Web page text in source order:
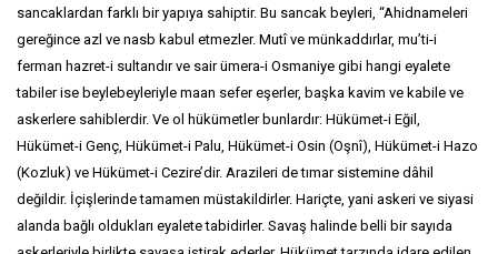
sancaklardan farklı bir yapıya sahiptir. Bu sancak beyleri, “Ahidnameleri
gereğince azl ve nasb kabul etmezler. Mutî ve münkaddırlar, mu’ti-i
ferman hazret-i sultandır ve sair ümera-i Osmaniye gibi hangi eyalete
tabiler ise beylebeyleriyle maan sefer eşerler, başka kavim ve kabile ve
askerlere sahiblerdir. Ve ol hükümetler bunlardır: Hükümet-i Eğil,
Hükümet-i Genç, Hükümet-i Palu, Hükümet-i Osin (Oşnî), Hükümet-i Hazo
(Kozluk) ve Hükümet-i Cezire’dir. Arazileri de tımar sistemine dâhil
değildir. İçişlerinde tamamen müstakildirler. Hariçte, yani askeri ve siyasi
alanda bağlı oldukları eyalete tabidirler. Savaş halinde belli bir sayıda